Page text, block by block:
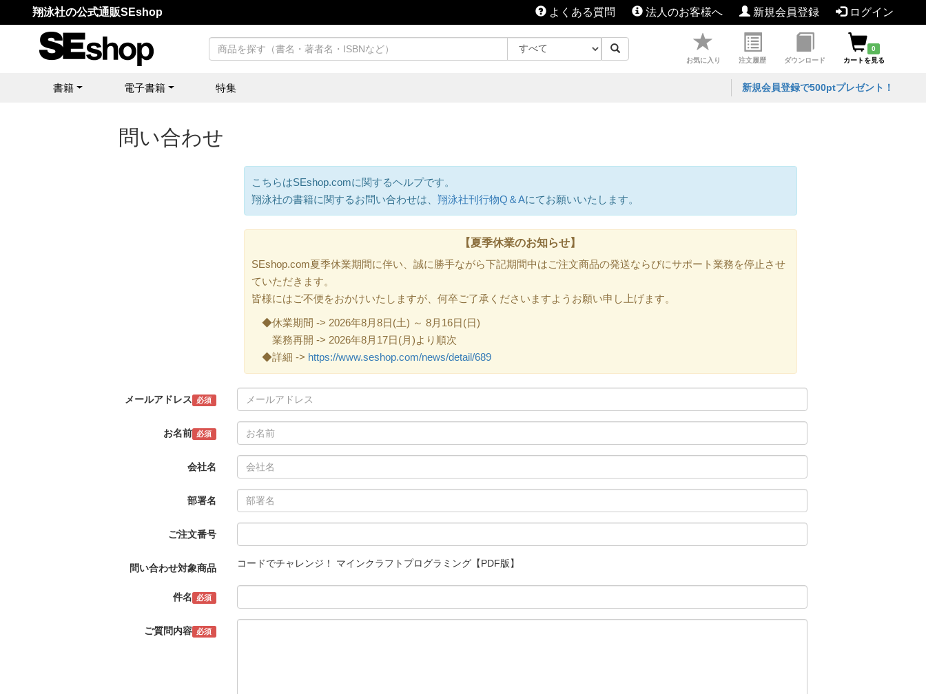
翔泳社の公式通販SEshop よくある質問 法人のお客様へ 新規会員登録 ログイン
お気に入り 注文履歴 ダウンロード
0
カートを見る
書籍 電子書籍 特集 新規会員登録で500ptプレゼント！
問い合わせ
こちらはSEshop.comに関するヘルプです。
翔泳社の書籍に関するお問い合わせは、 翔泳社刊行物Q＆Aにてお願いいたします。
【夏季休業のお知らせ】
SEshop.com夏季休業期間に伴い、誠に勝手ながら下記期間中はご注文商品の発送ならびにサポート業務を停止させ
ていただきます。
皆様にはご不便をおかけいたしますが、何卒ご了承くださいますようお願い申し上げます。
◆休業期間 -> 2026年8月8日(土) ～ 8月16日(日)
業務再開 -> 2026年8月17日(月)より順次
◆詳細 -> https://www.seshop.com/news/detail/689
メールアドレス 必須
お名前 必須
会社名
部署名
ご注文番号
問い合わせ対象商品 コードでチャレンジ！ マインクラフトプログラミング【PDF版】
件名 必須
ご質問内容 必須